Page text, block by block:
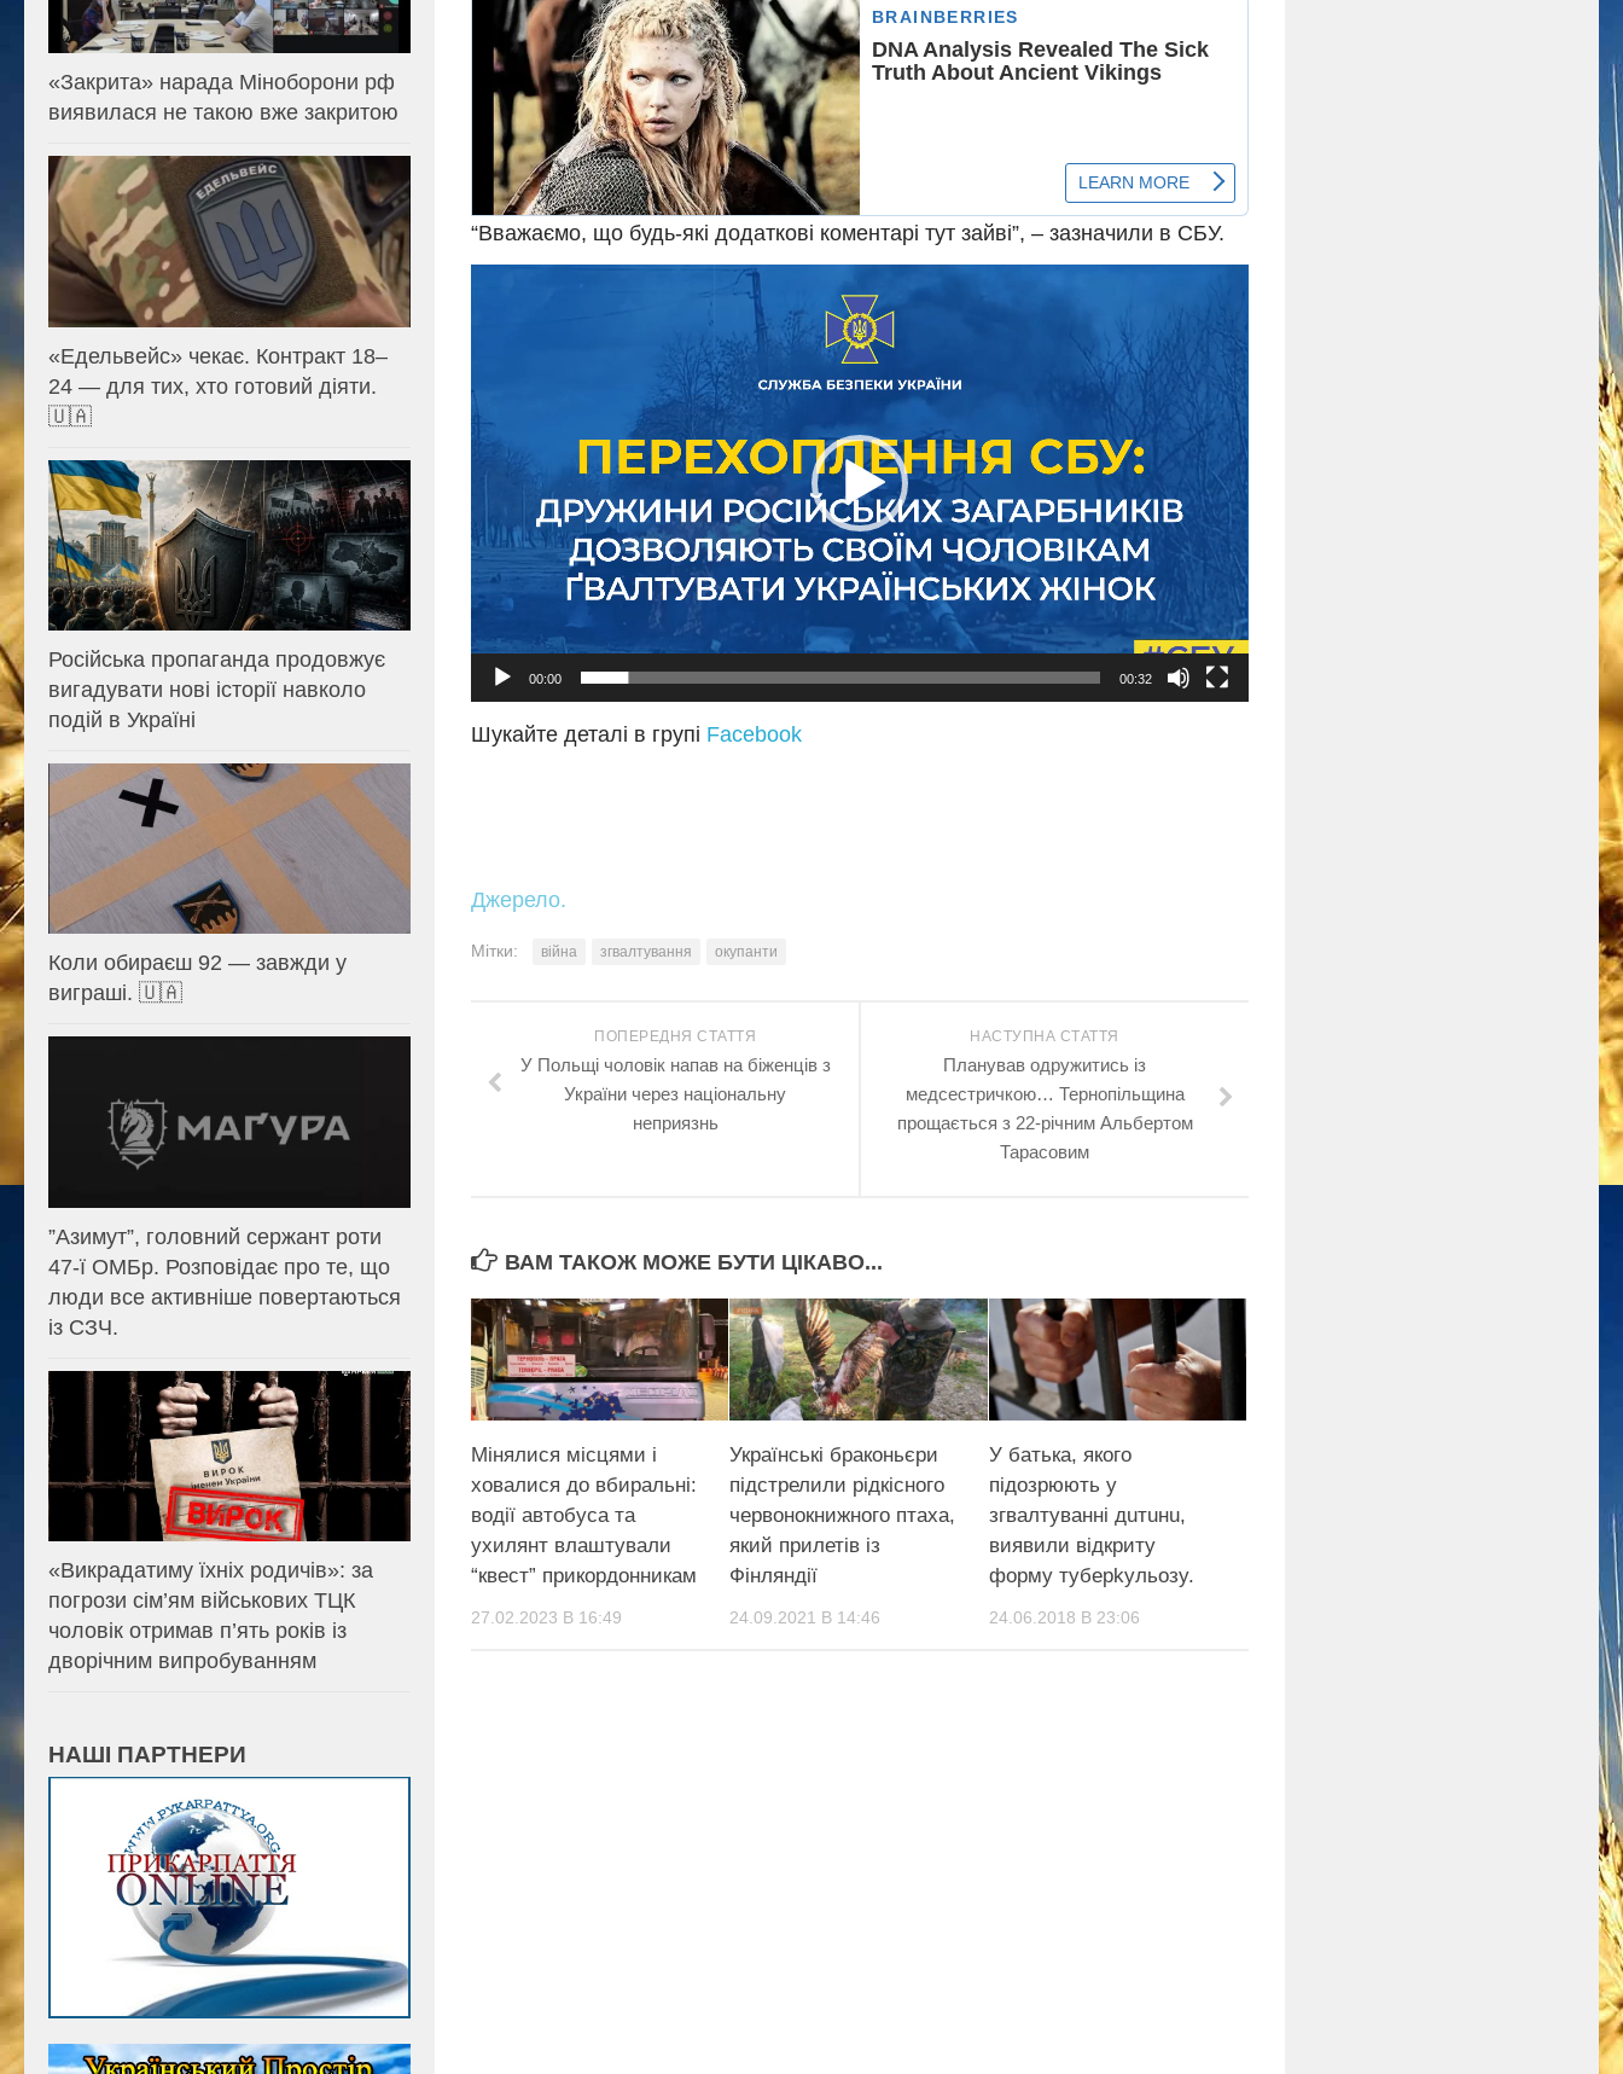
“Вважаємо, що будь-які додаткові коментарі тут зайві”, – зазначили в СБУ.
00:00 00:32
Шукайте деталі в групі Facebook
Джерело.
Мітки: війна згвалтування окупанти
НАСТУПНА СТАТТЯ
Планував одружитись із
медсестричкою… Тернопільщина
прощається з 22-річним Альбертом
Тарасовим
ПОПЕРЕДНЯ СТАТТЯ
У Польщі чоловік напав на біженців з
України через національну
неприязнь
ВАМ ТАКОЖ МОЖЕ БУТИ ЦІКАВО...
Мінялися місцями і
ховалися до вбиральні:
водії автобуса та
ухилянт влаштували
“квест” прикордонникам
27.02.2023 В 16:49
Українські браконьєри
підстрелили рідкісного
червонокнижного птаха,
який прилетів із
Фінляндії
24.09.2021 В 14:46
У батька, якого
підозpюють у
згвaлтyвaннi дuтuнu,
виявили відкриту
форму тyбeрkyльoзy.
24.06.2018 В 23:06
«Закрита» нарада Міноборони рф
виявилася не такою вже закритою
«Едельвейс» чекає. Контракт 18–
24 — для тих, хто готовий діяти.
🇺🇦
Російська пропаганда продовжує
вигадувати нові історії навколо
подій в Україні
Коли обираєш 92 — завжди у
виграші. 🇺🇦
⁨”Азимут”, головний сержант роти
47-ї ОМБр. Розповідає про те, що
люди все активніше повертаються
із СЗЧ.
«Викрадатиму їхніх родичів»: за
погрози сім’ям військових ТЦК
чоловік отримав п’ять років із
дворічним випробуванням
НАШІ ПАРТНЕРИ